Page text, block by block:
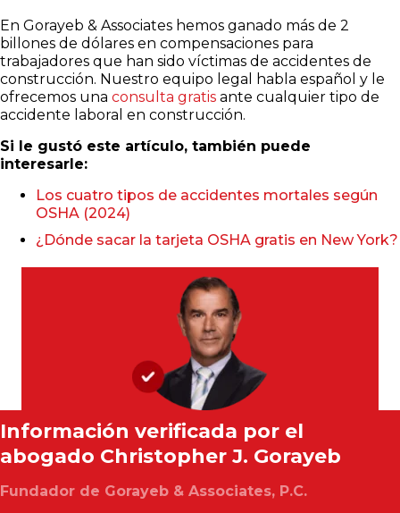
En Gorayeb & Associates hemos ganado más de 2
billones de dólares en compensaciones para
trabajadores que han sido víctimas de accidentes de
construcción. Nuestro equipo legal habla español y le
ofrecemos una consulta gratis ante cualquier tipo de
accidente laboral en construcción.
Si le gustó este artículo, también puede
interesarle:
Los cuatro tipos de accidentes mortales según
OSHA (2024)
¿Dónde sacar la tarjeta OSHA gratis en New York?
Información verificada por el
abogado Christopher J. Gorayeb
Fundador de Gorayeb & Associates, P.C.